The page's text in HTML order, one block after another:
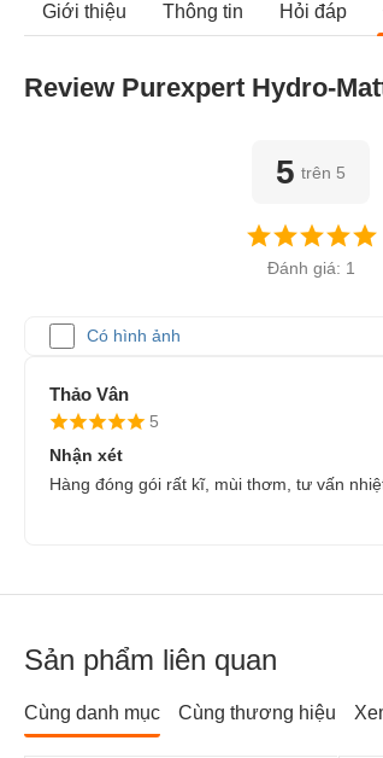
Giới thiệu Thông tin Hỏi đáp
Review Purexpert Hydro-
5 trên 5
Đánh giá: 1
Có hình ảnh
Thảo Vân
5
Nhận xét
Hàng đóng gói rất kĩ, mùi thơm, tư vấn
Sản phẩm liên quan
Cùng danh mục Cùng thương hiệu